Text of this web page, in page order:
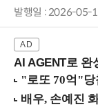
발행일 : 2026-05-
AI AGENT로 완